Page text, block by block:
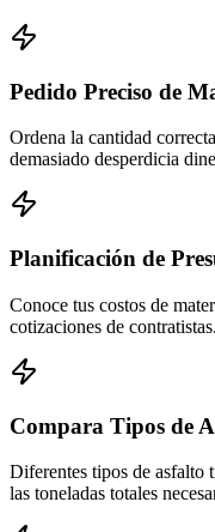
Pedido Preciso de
Ordena la cantidad
demasiado desperdicia
Planificación de
Conoce tus costos de
cotizaciones de contratistas.
Compara Tipos de
Diferentes tipos de asfalto
las toneladas totales